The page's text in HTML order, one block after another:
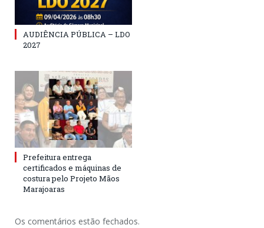
AUDIÊNCIA PÚBLICA – LDO
2027
Prefeitura entrega
certificados e máquinas de
costura pelo Projeto Mãos
Marajoaras
Os comentários estão fechados.